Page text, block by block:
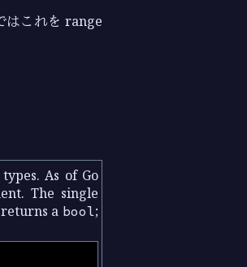
はこれを range
As of Go
The single
a bool;